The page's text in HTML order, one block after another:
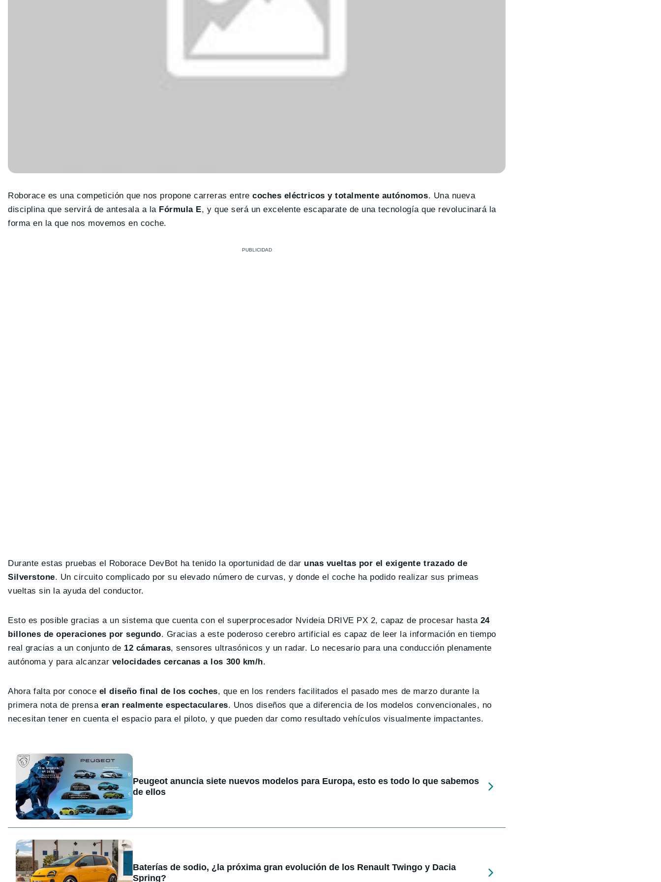
Roborace es una competición que nos propone carreras entrecoches eléctricos y totalmente autónomos. Una nueva
disciplina que servirá de antesala a la Fórmula E, y que será un excelente escaparate de una tecnología que revolucinará la
forma en la que nos movemos en coche.
Durante estas pruebas el Roborace DevBot ha tenido la oportunidad de dar unas vueltas por el exigente trazado de
Silverstone. Un circuito complicado por su elevado número de curvas, y donde el coche ha podido realizar sus primeas
vueltas sin la ayuda del conductor.
Esto es posible gracias a un sistema que cuenta con el superprocesador Nvideia DRIVE PX 2, capaz de procesar hasta 24
billones de operaciones por segundo. Gracias a este poderoso cerebro artificial es capaz de leer la información en tiempo
real gracias a un conjunto de 12 cámaras, sensores ultrasónicos y un radar. Lo necesario para una conducción plenamente
autónoma y para alcanzar velocidades cercanas a los 300 km/h.
Ahora falta por conoce el diseño final de los coches, que en los renders facilitados el pasado mes de marzo durante la
primera nota de prensa eran realmente espectaculares. Unos diseños que a diferencia de los modelos convencionales, no
necesitan tener en cuenta el espacio para el piloto, y que pueden dar como resultado vehículos visualmente impactantes.
Peugeot anuncia siete nuevos modelos para Europa, esto es todo lo que sabemos
de ellos
Baterías de sodio, ¿la próxima gran evolución de los Renault Twingo y Dacia
Spring?